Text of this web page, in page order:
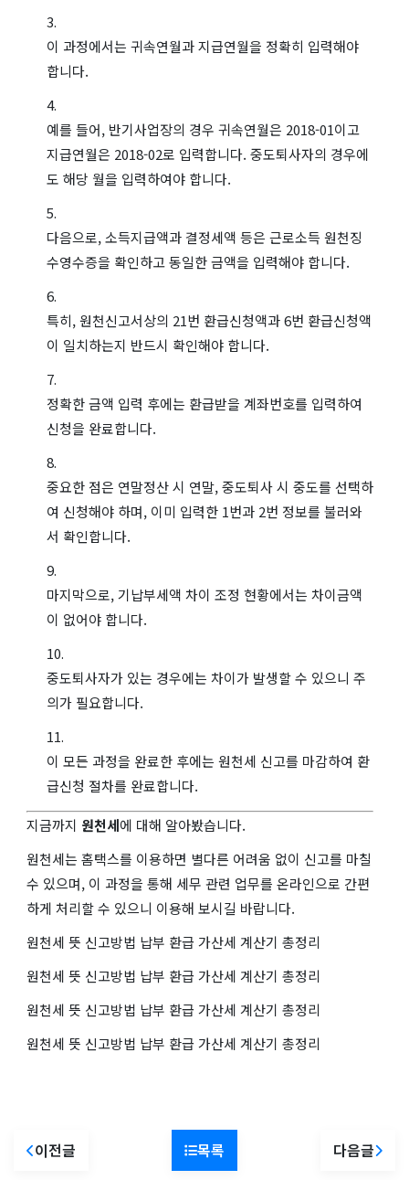
이 과정에서는 귀속연월과 지급연월을 정확히 입력해야
합니다.
예를 들어, 반기사업장의 경우 귀속연월은 2018-01이고
지급연월은 2018-02로 입력합니다. 중도퇴사자의 경우에
도 해당 월을 입력하여야 합니다.
다음으로, 소득지급액과 결정세액 등은 근로소득 원천징
수영수증을 확인하고 동일한 금액을 입력해야 합니다.
특히, 원천신고서상의 21번 환급신청액과 6번 환급신청액
이 일치하는지 반드시 확인해야 합니다.
정확한 금액 입력 후에는 환급받을 계좌번호를 입력하여
신청을 완료합니다.
중요한 점은 연말정산 시 연말, 중도퇴사 시 중도를 선택하
여 신청해야 하며, 이미 입력한 1번과 2번 정보를 불러와
서 확인합니다.
마지막으로, 기납부세액 차이 조정 현황에서는 차이금액
이 없어야 합니다.
중도퇴사자가 있는 경우에는 차이가 발생할 수 있으니 주
의가 필요합니다.
이 모든 과정을 완료한 후에는 원천세 신고를 마감하여 환
급신청 절차를 완료합니다.
지금까지 원천세에 대해 알아봤습니다.
원천세는 홈택스를 이용하면 별다른 어려움 없이 신고를 마칠
수 있으며, 이 과정을 통해 세무 관련 업무를 온라인으로 간편
하게 처리할 수 있으니 이용해 보시길 바랍니다.
원천세 뜻 신고방법 납부 환급 가산세 계산기 총정리
원천세 뜻 신고방법 납부 환급 가산세 계산기 총정리
원천세 뜻 신고방법 납부 환급 가산세 계산기 총정리
원천세 뜻 신고방법 납부 환급 가산세 계산기 총정리
이전글 목록 다음글